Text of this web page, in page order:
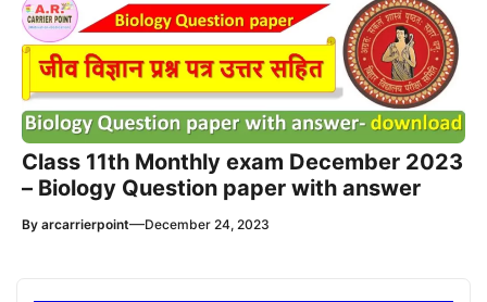
Class 11th Monthly exam December 2023
– Biology Question paper with answer
By arcarrierpoint—December 24, 2023